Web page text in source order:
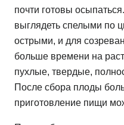
почти готовы осыпаться.
выглядеть спелыми по
острыми, и для
больше времени на
пухлые, твердые,
После сбора плоды
приготовление пищи